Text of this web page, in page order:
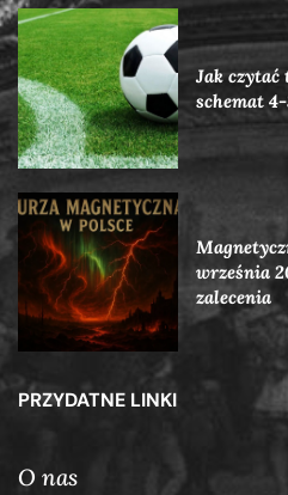
Jak czytać
schemat
września
zalecenia
PRZYDATNE LINKI
O nas